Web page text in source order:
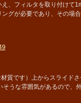
、フィルタを取り付けて
グが必要であり、その場
質です）上からスライド
うな雰囲気があるので、